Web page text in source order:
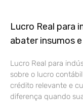
Lucro Real para
abater insumos
Lucro Real para
sobre o lucro
crédito relevante e
diferença quando